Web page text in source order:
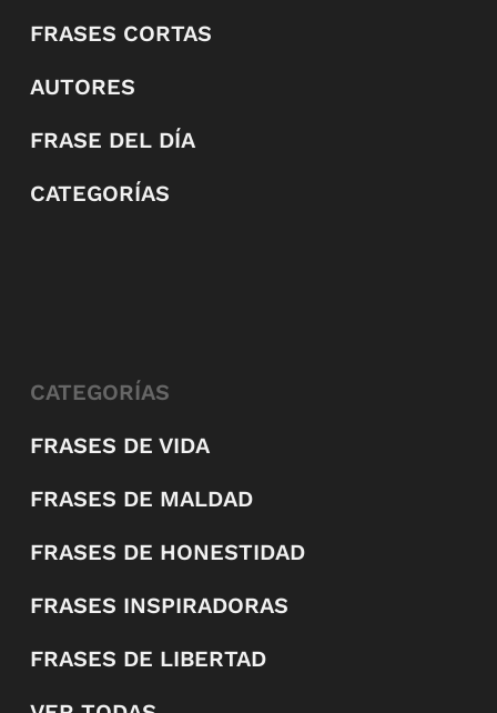
FRASES CORTAS
AUTORES
FRASE DEL DÍA
CATEGORÍAS
CATEGORÍAS
FRASES DE VIDA
FRASES DE MALDAD
FRASES DE HONESTIDAD
FRASES INSPIRADORAS
FRASES DE LIBERTAD